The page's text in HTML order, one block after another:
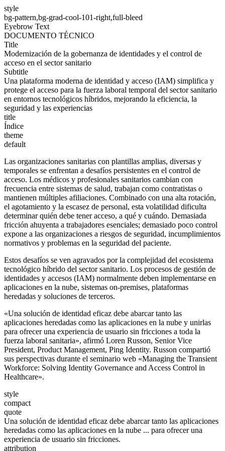
style
bg-pattern,bg-grad-cool-101-right,full-bleed
Eyebrow Text
DOCUMENTO TÉCNICO
Title
Modernización de la gobernanza de identidades y el control de
acceso en el sector sanitario
Subtitle
Una plataforma moderna de identidad y acceso (IAM) simplifica y
protege el acceso para la fuerza laboral temporal del sector sanitario
en entornos tecnológicos híbridos, mejorando la eficiencia, la
seguridad y las experiencias
title
Índice
theme
default
Las organizaciones sanitarias con plantillas amplias, diversas y
temporales se enfrentan a desafíos persistentes en el control de
acceso. Los médicos y profesionales sanitarios cambian con
frecuencia entre sistemas de salud, trabajan como contratistas o
mantienen múltiples afiliaciones. Combinado con una alta rotación,
el agotamiento y la escasez de personal, esta volatilidad dificulta
determinar quién debe tener acceso, a qué y cuándo. Demasiada
fricción ahuyenta a trabajadores esenciales; demasiado poco control
expone a las organizaciones a riesgos de seguridad, incumplimientos
normativos y problemas en la seguridad del paciente.
Estos desafíos se ven agravados por la complejidad del ecosistema
tecnológico híbrido del sector sanitario. Los procesos de gestión de
identidades y accesos (IAM) normalmente deben implementarse en
aplicaciones en la nube, sistemas on-premises, plataformas
heredadas y soluciones de terceros.
«Una solución de identidad eficaz debe abarcar tanto las
aplicaciones heredadas como las aplicaciones en la nube y unirlas
para ofrecer una experiencia de usuario sin fricciones a toda la
fuerza laboral sanitaria», afirmó Loren Russon, Senior Vice
President, Product Management, Ping Identity. Russon compartió
sus perspectivas durante el seminario web «Managing the Transient
Workforce: Solving Identity Governance and Access Control in
Healthcare».
style
compact
quote
Una solución de identidad eficaz debe abarcar tanto las aplicaciones
heredadas como las aplicaciones en la nube ... para ofrecer una
experiencia de usuario sin fricciones.
attribution